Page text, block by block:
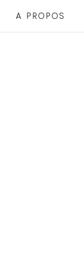
A PROPOS